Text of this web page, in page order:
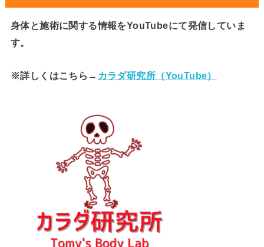
身体と施術に関する情報をYouTubeにて発信していま
す。
※詳しくはこちら→ カラダ研究所（YouTube）